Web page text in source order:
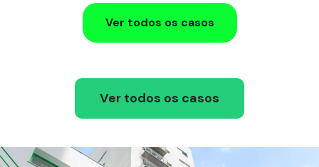
Ver todos os casos
Ver todos os casos